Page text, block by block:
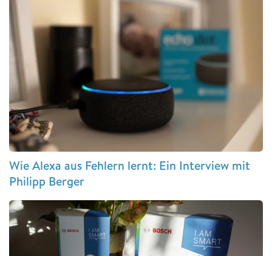
Wie Alexa aus Fehlern lernt: Ein Interview mit
Philipp Berger